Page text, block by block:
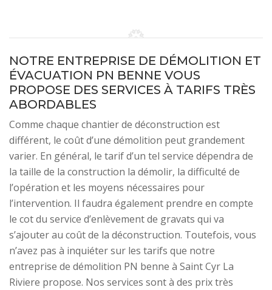
NOTRE ENTREPRISE DE DÉMOLITION ET
ÉVACUATION PN BENNE VOUS
PROPOSE DES SERVICES À TARIFS TRÈS
ABORDABLES
Comme chaque chantier de déconstruction est
différent, le coût d’une démolition peut grandement
varier. En général, le tarif d’un tel service dépendra de
la taille de la construction la démolir, la difficulté de
l’opération et les moyens nécessaires pour
l’intervention. Il faudra également prendre en compte
le cot du service d’enlèvement de gravats qui va
s’ajouter au coût de la déconstruction. Toutefois, vous
n’avez pas à inquiéter sur les tarifs que notre
entreprise de démolition PN benne à Saint Cyr La
Riviere propose. Nos services sont à des prix très